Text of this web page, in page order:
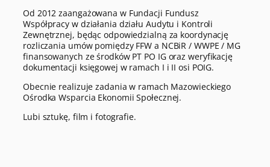
Od 2012 zaangażowana w Fundacji Fundusz
Współpracy w działania działu Audytu i Kontroli
Zewnętrznej, będąc odpowiedzialną za koordynację
rozliczania umów pomiędzy FFW a NCBiR / WWPE / MG
finansowanych ze środków PT PO IG oraz weryfikację
dokumentacji księgowej w ramach I i II osi POIG.
Obecnie realizuje zadania w ramach Mazowieckiego
Ośrodka Wsparcia Ekonomii Społecznej.
Lubi sztukę, film i fotografie.